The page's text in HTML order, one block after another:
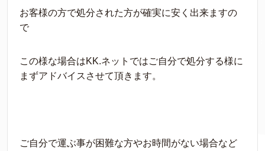
お客様の方で処分された方が確実に安く出来ますの
で
この様な場合はKK.ネットではご自分で処分する様に
まずアドバイスさせて頂きます。
ご自分で運ぶ事が困難な方やお時間がない場合など